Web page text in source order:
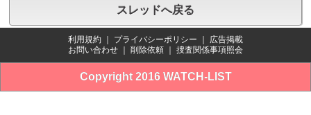
スレッドへ戻る
利用規約 プライバシーポリシー
広告掲載
お問い合わせ
削除依頼 捜査関係事項照会
Copyright 2016 WATCH-LIST